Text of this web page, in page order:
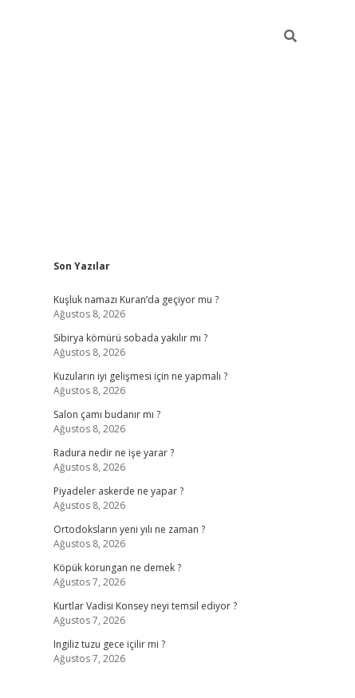
Sidebar
Son Yazılar
Kuşluk namazı Kuran’da geçiyor mu ?
Ağustos 8, 2026
Sibirya kömürü sobada yakılır mı ?
Ağustos 8, 2026
Kuzuların iyi gelişmesi için ne yapmalı ?
Ağustos 8, 2026
Salon çamı budanır mı ?
Ağustos 8, 2026
Radura nedir ne işe yarar ?
Ağustos 8, 2026
Piyadeler askerde ne yapar ?
Ağustos 8, 2026
Ortodoksların yeni yılı ne zaman ?
Ağustos 8, 2026
Köpük korungan ne demek ?
Ağustos 7, 2026
Kurtlar Vadisi Konsey neyi temsil ediyor ?
Ağustos 7, 2026
Ingiliz tuzu gece içilir mi ?
Ağustos 7, 2026
vdcasino güncel giriş